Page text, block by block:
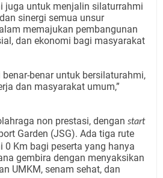
juga untuk menjalin silaturrahmi
sinergi semua unsur
memajukan pembangunan
dan ekonomi bagi masyarakat
benar untuk bersilaturahmi,
dan masyarakat umum,”
non prestasi, dengan start
Garden (JSG). Ada tiga rute
0 Km bagi peserta yang hanya
gembira dengan menyaksikan
UMKM, senam sehat, dan